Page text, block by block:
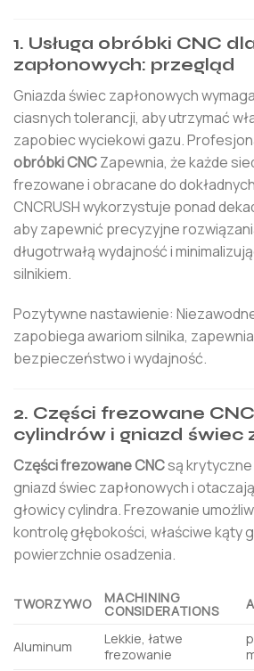
1. Usługa obróbki CNC
zapłonowych: przegląd
Gniazda świec zapłonowych
ciasnych tolerancji, aby utrzymać
zapobiec wyciekowi gazu.
obróbki CNCZapewnia, że każde
frezowane i obracane do
CNCRUSH wykorzystuje ponad
aby zapewnić precyzyjne
długotrwałą wydajność i
silnikiem.
Pozytywne nastawienie:
zapobiega awariom silnika,
bezpieczeństwo i wydajność.
2. Części frezowane
cylindrów i gniazd świec
Części frezowane CNCsą krytyczne
gniazd świec zapłonowych i
głowicy cylindra. Frezowanie
kontrolę głębokości, właściwe kąty
powierzchnie osadzenia.
TWORZYWO MACHINING
CONSIDERATIONS
Aluminum
Lekkie, łatwe
frezowanie